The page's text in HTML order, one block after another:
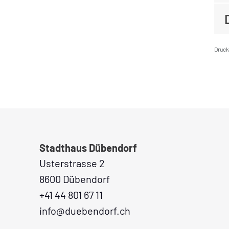
Stadthaus Dübendorf
Usterstrasse 2
8600 Dübendorf
+41 44 801 67 11
info@duebendorf.ch